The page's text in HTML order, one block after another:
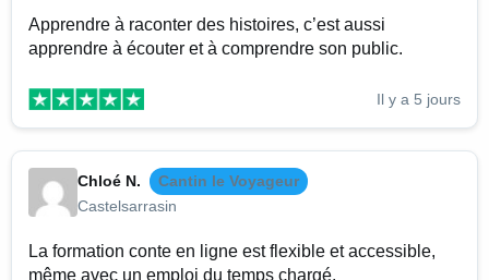
Apprendre à raconter des histoires, c’est aussi
apprendre à écouter et à comprendre son public.
Il y a 5 jours
Chloé N.
Cantin le Voyageur
Castelsarrasin
La formation conte en ligne est flexible et accessible,
même avec un emploi du temps chargé.